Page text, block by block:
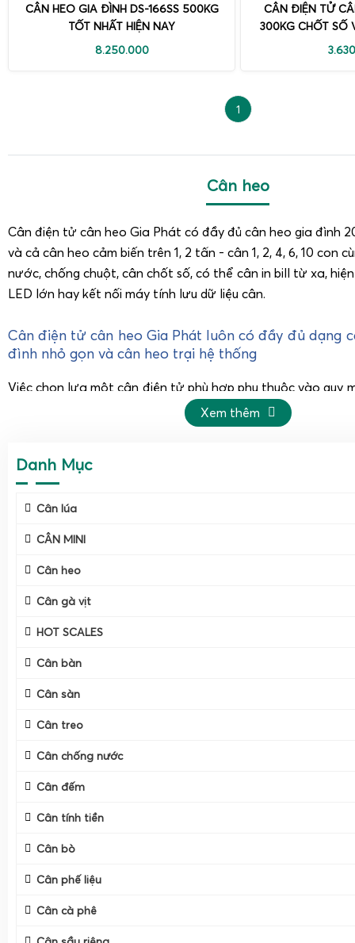
Danh Mục
Cân lúa
CÂN MINI
Cân heo
Cân gà vịt
HOT SCALES
Cân bàn
Cân sàn
Cân treo
Cân chống nước
Cân đếm
Cân tính tiền
Cân bò
Cân phế liệu
Cân cà phê
CÂN HEO GIA ĐÌNH DS-166SS 500KG
TỐT NHẤT HIỆN NAY
8.250.000
CÂN ĐIỆN TỬ
300KG CHỐT SỐ
1
Cân heo
Cân điện tử cân heo Gia Phát có đầy đủ cân heo gia đình
và cả cân heo cảm biến trên 1, 2 tấn - cân 1, 2, 4, 6, 10 con
nước, chống chuột, cân chốt số, có thể cân in bill từ xa,
LED lớn hay kết nối máy tính lưu dữ liệu cân.
Cân điện tử cân heo Gia Phát luôn có đầy đủ dạng
đình nhỏ gọn và cân heo trại hệ thống
Việc chọn lựa một cân điện tử phù hợp phụ thuộc vào quy
đích sử dụng. Tại Gia Phát, chúng tôi không chỉ cung cấp
mà còn mang đến giải pháp toàn diện, từ cân heo gia
thời gian và chi phí khi mua sắm.
Cân điện tử cân heo 200kg 300kg 500kg gia đình, nổi bật
166SS tốt nhất lúc này, cân được cả heo nái
Xem thêm